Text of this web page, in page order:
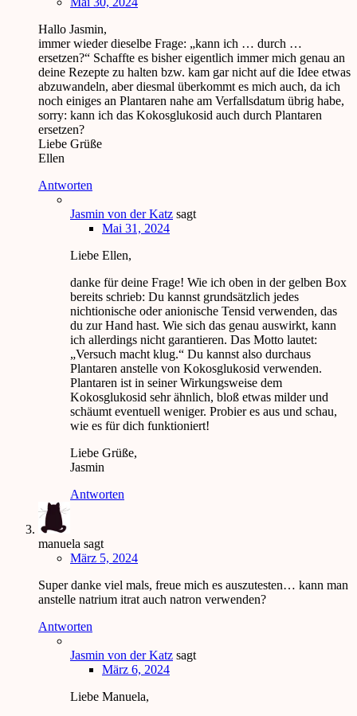
Hallo Jasmin,
immer wieder dieselbe Frage: „kann ich … durch …
ersetzen?“ Schaffte es bisher eigentlich immer mich genau an
deine Rezepte zu halten bzw. kam gar nicht auf die Idee etwas
abzuwandeln, aber diesmal überkommt es mich auch, da ich
noch einiges an Plantaren nahe am Verfallsdatum übrig habe,
sorry: kann ich das Kokosglukosid auch durch Plantaren
ersetzen?
Liebe Grüße
Ellen
Antworten
Jasmin von der Katz sagt
Mai 31, 2024
Liebe Ellen,
danke für deine Frage! Wie ich oben in der gelben Box
bereits schrieb: Du kannst grundsätzlich jedes
nichtionische oder anionische Tensid verwenden, das
du zur Hand hast. Wie sich das genau auswirkt, kann
ich allerdings nicht garantieren. Das Motto lautet:
„Versuch macht klug.“ Du kannst also durchaus
Plantaren anstelle von Kokosglukosid verwenden.
Plantaren ist in seiner Wirkungsweise dem
Kokosglukosid sehr ähnlich, bloß etwas milder und
schäumt eventuell weniger. Probier es aus und schau,
wie es für dich funktioniert!
Liebe Grüße,
Jasmin
Antworten
manuela sagt
März 5, 2024
Super danke viel mals, freue mich es auszutesten… kann man
anstelle natrium itrat auch natron verwenden?
Antworten
Jasmin von der Katz sagt
März 6, 2024
Liebe Manuela,